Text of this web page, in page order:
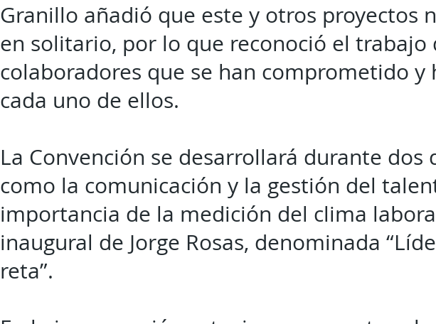
Granillo añadió que este y otros proyectos
en solitario, por lo que reconoció el trabajo
colaboradores que se han comprometido y
cada uno de ellos.
La Convención se desarrollará durante dos
como la comunicación y la gestión del
importancia de la medición del clima
inaugural de Jorge Rosas, denominada
reta”.